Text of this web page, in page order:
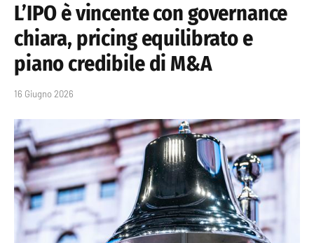
L’IPO è vincente con governance
chiara, pricing equilibrato e
piano credibile di M&A
16 Giugno 2026